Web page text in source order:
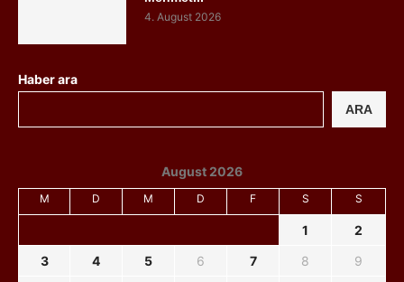
4. August 2026
Haber ara
ARA
August 2026
M D M D F S S
1
2
3
4 5 6 7 8
9